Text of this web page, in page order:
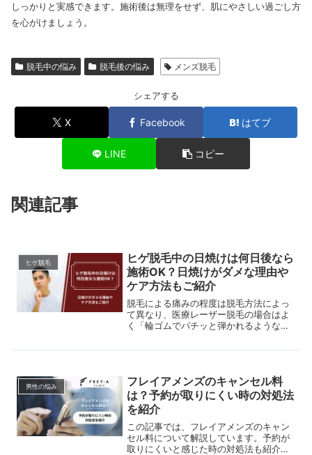
しっかりと実感できます。施術後は無理をせず、肌にやさしい過ごし方
を心がけましょう。
脱毛中の悩み 脱毛後の悩み メンズ脱毛
シェアする
X Facebook はてブ
LINE コピー
関連記事
ヒゲ脱毛
ヒゲ脱毛中の日焼けは何日後なら
施術OK？日焼けがダメな理由や
ケア方法もご紹介
脱毛による痛みの程度は脱毛方法によっ
て異なり、医療レーザー脱毛の場合はよ
く「輪ゴムでパチッと弾かれるような感
し、中には「泣くほど痛い」、「耐えら
気がする」という感想も…。医療レーザ
ー脱毛の痛みは本当に耐えがたいものな
のでしょうか？また、施術を受けるごと
に痛みは増していくのでしょうか？本記
事では、脱毛方法の種類や仕組み、医療
レーザー脱毛の痛みが強い理由、男性が
痛みを感じやすい部位、そして回数を重
男性の悩み
フレイアメンズのキャンセル料
は？予約が取りにくい時の対処法
を紹介
この記事では、フレイアメンズのキャン
セル料について解説しています。予約が
取りにくいと感じた時の対処法も紹介し